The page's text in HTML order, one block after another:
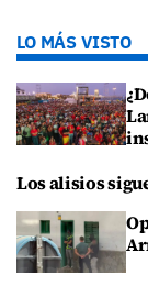
LO MÁS VISTO
Los alisios